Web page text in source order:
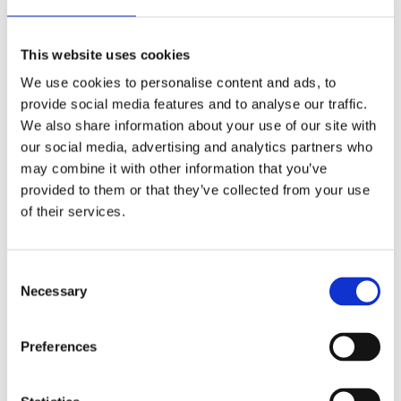
This website uses cookies
We use cookies to personalise content and ads, to
provide social media features and to analyse our traffic.
We also share information about your use of our site with
our social media, advertising and analytics partners who
may combine it with other information that you’ve
provided to them or that they’ve collected from your use
of their services.
Selection
Necessary
Preferences
απορρήτου
Cookies
Πληρωμές - Απόρρητο -
Ασφάλεια
Εκπτώσεις